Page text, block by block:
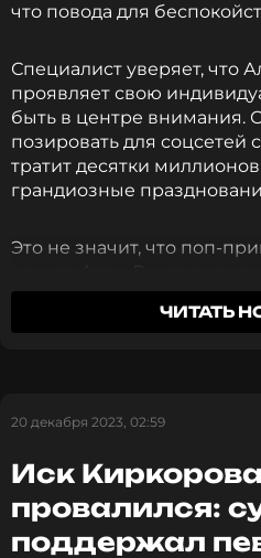
что повода для
Специалист уверяет, что
проявляет свою
быть в центре внимания.
позировать для соцсетей
тратит десятки
грандиозные
Это не значит, что поп-
своему и немного
своего улыбчивого брата
различные особенности
жизнерадостный, кто-то
имеет одни цели, кто-
мира совершенно
ЧИТАТЬ
20 декабря 2023, 02:59
Иск
провалился:
поддержал